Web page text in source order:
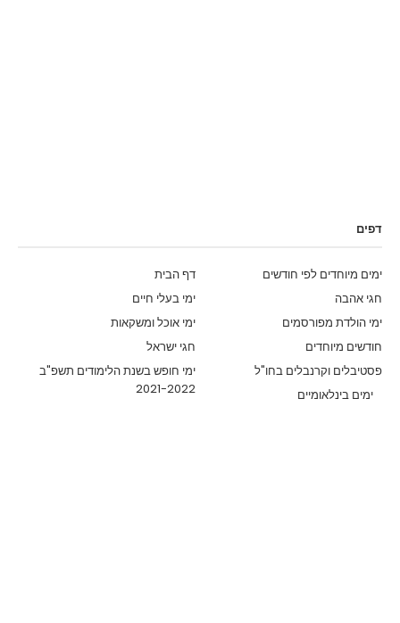
דפים
דף הבית
ימים מיוחדים לפי חודשים
ימי בעלי חיים
חגי אהבה
ימי אוכל ומשקאות
ימי הולדת מפורסמים
חגי ישראל
חודשים מיוחדים
ימי חופש בשנת הלימודים תשפ"ב
2021-2022
פסטיבלים וקרנבלים בחו"ל
ימים בינלאומיים